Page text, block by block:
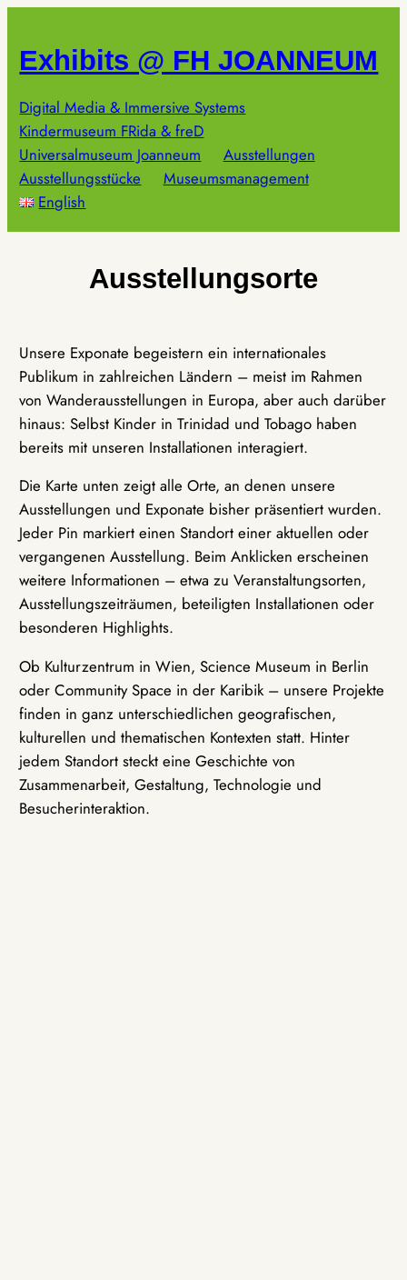
springen
Exhibits @ FH JOANNEUM
Digital Media & Immersive Systems
Kindermuseum FRida & freD
Universalmuseum Joanneum
Ausstellungen
Ausstellungsstücke
Museumsmanagement
English
Ausstellungsorte
Unsere Exponate begeistern ein internationales
Publikum in zahlreichen Ländern – meist im Rahmen
von Wanderausstellungen in Europa, aber auch darüber
hinaus: Selbst Kinder in Trinidad und Tobago haben
bereits mit unseren Installationen interagiert.
Die Karte unten zeigt alle Orte, an denen unsere
Ausstellungen und Exponate bisher präsentiert wurden.
Jeder Pin markiert einen Standort einer aktuellen oder
vergangenen Ausstellung. Beim Anklicken erscheinen
weitere Informationen – etwa zu Veranstaltungsorten,
Ausstellungszeiträumen, beteiligten Installationen oder
besonderen Highlights.
Ob Kulturzentrum in Wien, Science Museum in Berlin
oder Community Space in der Karibik – unsere Projekte
finden in ganz unterschiedlichen geografischen,
kulturellen und thematischen Kontexten statt. Hinter
jedem Standort steckt eine Geschichte von
Zusammenarbeit, Gestaltung, Technologie und
Besucherinteraktion.